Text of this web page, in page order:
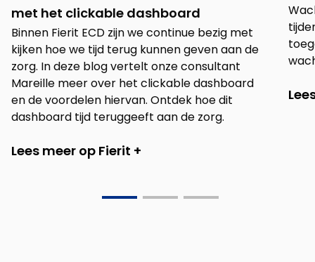
met het clickable dashboard
Binnen Fierit ECD zijn we continue bezig met
kijken hoe we tijd terug kunnen geven aan de
zorg. In deze blog vertelt onze consultant
Mareille meer over het clickable dashboard
en de voordelen hiervan. Ontdek hoe dit
dashboard tijd teruggeeft aan de zorg.
Lees meer op Fierit +
Go
Go
Go